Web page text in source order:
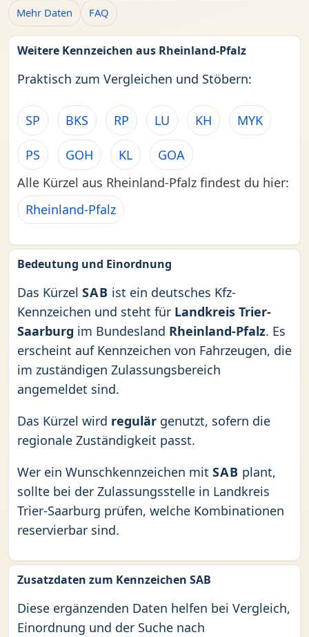
Mehr Daten
FAQ
Weitere Kennzeichen aus Rheinland-Pfalz
Praktisch zum Vergleichen und Stöbern:
SP BKS RP LU KH MYK
PS GOH KL
GOA
Alle Kürzel aus Rheinland-Pfalz findest du hier:
Rheinland-Pfalz
Bedeutung und Einordnung
Das Kürzel SAB ist ein deutsches Kfz-
Kennzeichen und steht für Landkreis Trier-
Saarburg im Bundesland Rheinland-Pfalz. Es
erscheint auf Kennzeichen von Fahrzeugen, die
im zuständigen Zulassungsbereich
angemeldet sind.
Das Kürzel wird regulär genutzt, sofern die
regionale Zuständigkeit passt.
Wer ein Wunschkennzeichen mit SAB plant,
sollte bei der Zulassungsstelle in Landkreis
Trier-Saarburg prüfen, welche Kombinationen
reservierbar sind.
Zusatzdaten zum Kennzeichen SAB
Diese ergänzenden Daten helfen bei Vergleich,
Einordnung und der Suche nach